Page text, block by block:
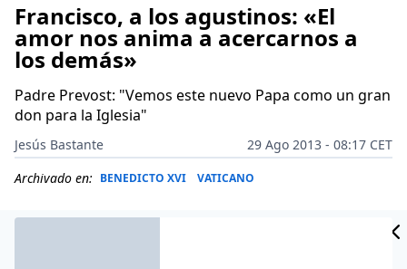
Francisco, a los agustinos: «El
amor nos anima a acercarnos a
los demás»
Padre Prevost: "Vemos este nuevo Papa como un gran
don para la Iglesia"
Jesús Bastante
29 Ago 2013 - 08:17 CET
Archivado en: BENEDICTO XVI VATICANO